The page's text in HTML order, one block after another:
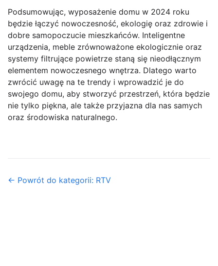
Podsumowując, wyposażenie domu w 2024 roku
będzie łączyć nowoczesność, ekologię oraz zdrowie i
dobre samopoczucie mieszkańców. Inteligentne
urządzenia, meble zrównoważone ekologicznie oraz
systemy filtrujące powietrze staną się nieodłącznym
elementem nowoczesnego wnętrza. Dlatego warto
zwrócić uwagę na te trendy i wprowadzić je do
swojego domu, aby stworzyć przestrzeń, która będzie
nie tylko piękna, ale także przyjazna dla nas samych
oraz środowiska naturalnego.
← Powrót do kategorii: RTV